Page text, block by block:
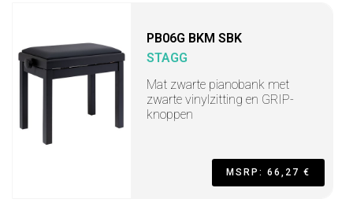
PB06G BKM SBK
STAGG
Mat zwarte pianobank met
zwarte vinylzitting en GRIP-
knoppen
MSRP: 66,27 €